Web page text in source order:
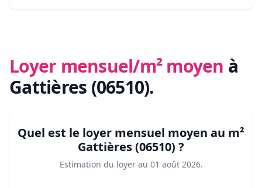
Loyer mensuel/m² moyen à
Gattières (06510).
Quel est le loyer mensuel moyen au m²
Gattières (06510) ?
Estimation du loyer au 01 août 2026.